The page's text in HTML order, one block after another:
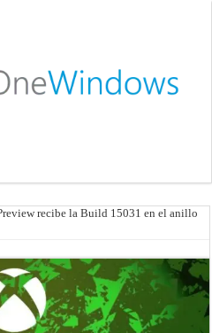
recibe la Build 15031 en el anillo